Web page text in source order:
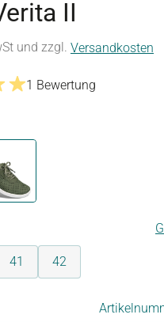
II
und zzgl. Versandkosten
1 Bewertung
grün
zurzeit nicht verfügbar.)
Option ist zurzeit nicht verfügbar.)
41 42